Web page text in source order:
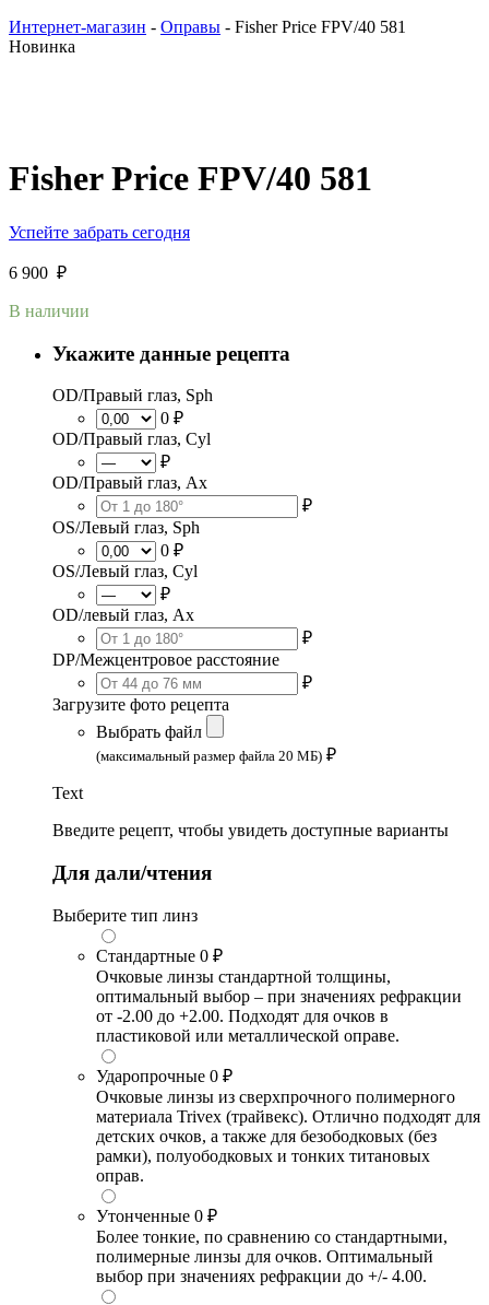
Интернет-магазин - Оправы - Fisher Price FPV/40 581
Новинка
Fisher Price FPV/40 581
Успейте забрать сегодня
6 900 ₽
В наличии
Укажите данные рецепта
OD/Правый глаз, Sph
0 ₽
OD/Правый глаз, Cyl
₽
OD/Правый глаз, Ax
₽
OS/Левый глаз, Sph
0 ₽
OS/Левый глаз, Cyl
₽
OD/левый глаз, Ax
₽
DP/Межцентровое расстояние
₽
Загрузите фото рецепта
Выбрать файл
(максимальный размер файла 20 МБ) ₽
Text
Введите рецепт, чтобы увидеть доступные варианты
Для дали/чтения
Выберите тип линз
Стандартные 0 ₽
Очковые линзы стандартной толщины,
оптимальный выбор – при значениях рефракции
от -2.00 до +2.00. Подходят для очков в
пластиковой или металлической оправе.
Ударопрочные 0 ₽
Очковые линзы из сверхпрочного полимерного
материала Trivex (трайвекс). Отлично подходят для
детских очков, а также для безободковых (без
рамки), полуободковых и тонких титановых
оправ.
Утонченные 0 ₽
Более тонкие, по сравнению со стандартными,
полимерные линзы для очков. Оптимальный
выбор при значениях рефракции до +/- 4.00.